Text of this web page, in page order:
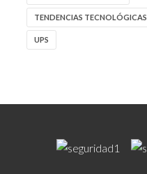
TENDENCIAS TECNOLÓGICAS
UPS